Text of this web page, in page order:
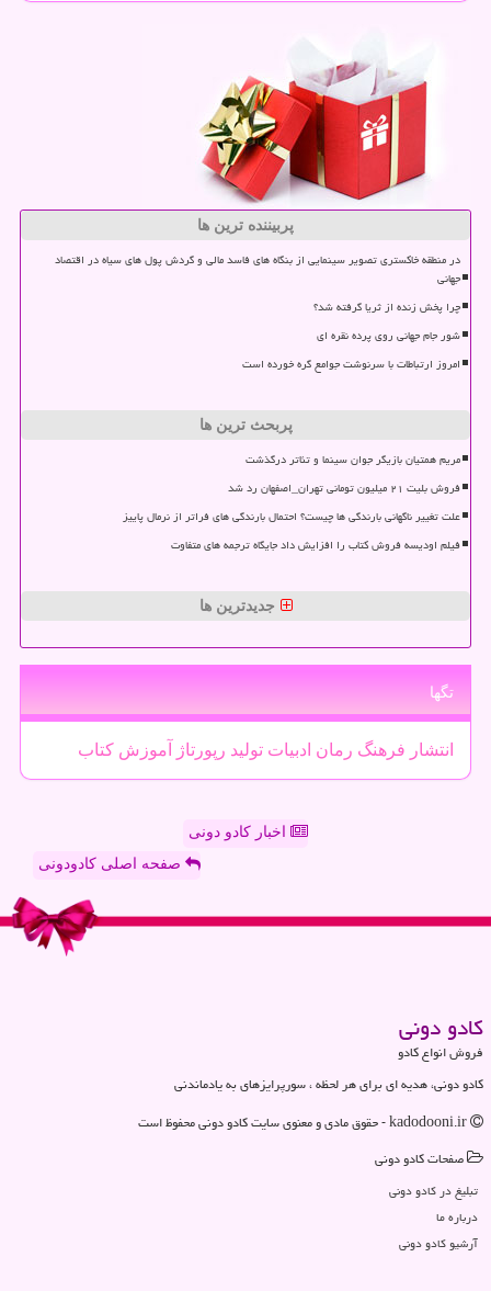
پربیننده ترین ها
در منطقه خاکستری تصویر سینمایی از بنگاه های فاسد مالی و گردش پول های سیاه در اقتصاد
جهانی
چرا پخش زنده از ثریا گرفته شد؟
شور جام جهانی روی پرده نقره ای
امروز ارتباطات با سرنوشت جوامع گره خورده است
پربحث ترین ها
مریم همتیان بازیگر جوان سینما و تئاتر درگذشت
فروش بلیت ۲۱ میلیون تومانی تهران_اصفهان رد شد
علت تغییر ناگهانی بارندگی ها چیست؟ احتمال بارندگی های فراتر از نرمال پاییز
فیلم اودیسه فروش کتاب را افزایش داد جایگاه ترجمه های متفاوت
جدیدترین ها
تگها
انتشار فرهنگ رمان ادبیات تولید رپورتاژ آموزش كتاب
اخبار کادو دونی
صفحه اصلی کادودونی
كادو دونی
فروش انواع کادو
کادو دونی، هدیه ای برای هر لحظه ، سورپرایزهای به یادماندنی
صفحات كادو دونی
تبلیغ در كادو دونی
درباره ما
آرشیو كادو دونی